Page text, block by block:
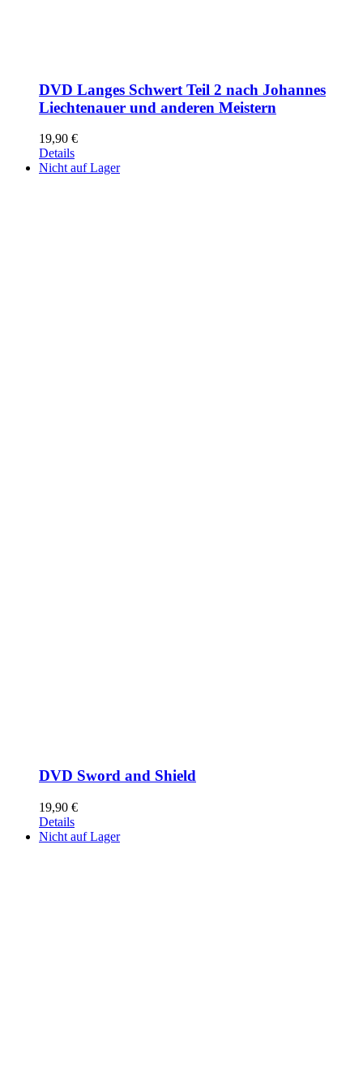
DVD Langes Schwert Teil 2 nach Johannes
Liechtenauer und anderen Meistern
19,90 €
Details
Nicht auf Lager
DVD Sword and Shield
19,90 €
Details
Nicht auf Lager